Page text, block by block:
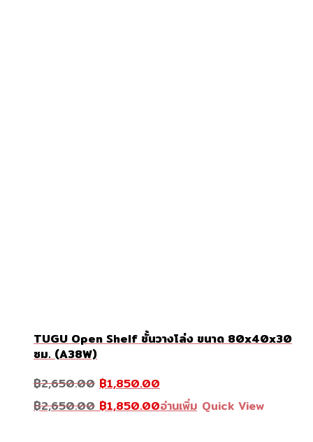
TUGU Open Shelf ชั้นวางโล่ง ขนาด 80x40x30
ซม. (A38W)
฿2,650.00 Original
price
was:
฿2,650.00.
฿1,850.00price
is:
฿1,850.00.
฿2,650.00 Original
price
฿1,850.00 Current
price
อ่านเพิ่ม Quick View